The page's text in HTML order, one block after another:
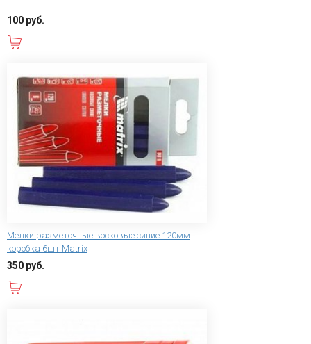
100 руб.
Мелки разметочные восковые синие 120мм
коробка 6шт Matrix
350 руб.